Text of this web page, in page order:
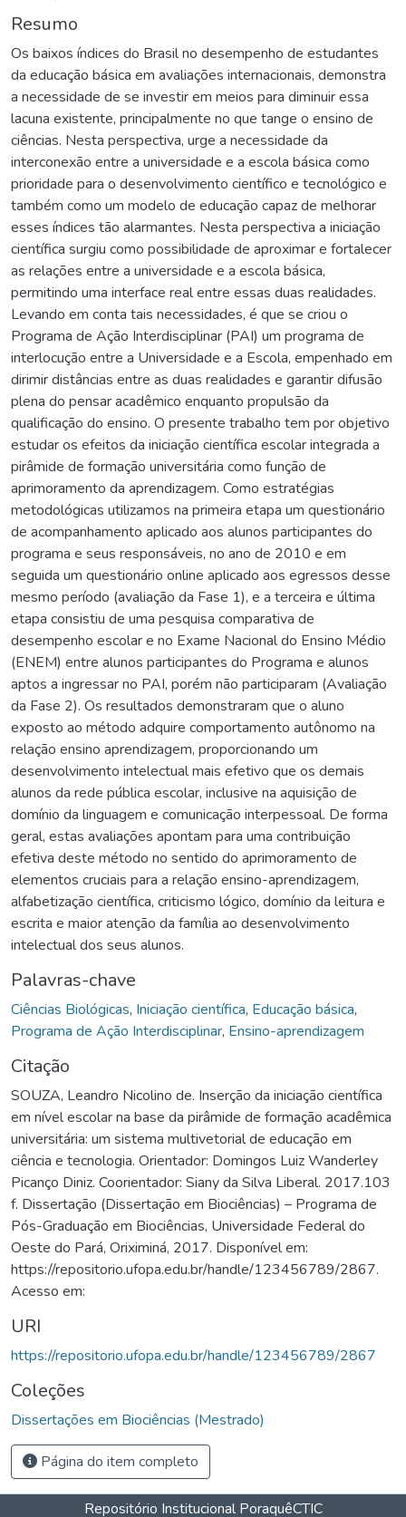
Resumo
Os baixos índices do Brasil no desempenho de estudantes
da educação básica em avaliações internacionais, demonstra
a necessidade de se investir em meios para diminuir essa
lacuna existente, principalmente no que tange o ensino de
ciências. Nesta perspectiva, urge a necessidade da
interconexão entre a universidade e a escola básica como
prioridade para o desenvolvimento científico e tecnológico e
também como um modelo de educação capaz de melhorar
esses índices tão alarmantes. Nesta perspectiva a iniciação
científica surgiu como possibilidade de aproximar e fortalecer
as relações entre a universidade e a escola básica,
permitindo uma interface real entre essas duas realidades.
Levando em conta tais necessidades, é que se criou o
Programa de Ação Interdisciplinar (PAI) um programa de
interlocução entre a Universidade e a Escola, empenhado em
dirimir distâncias entre as duas realidades e garantir difusão
plena do pensar acadêmico enquanto propulsão da
qualificação do ensino. O presente trabalho tem por objetivo
estudar os efeitos da iniciação científica escolar integrada a
pirâmide de formação universitária como função de
aprimoramento da aprendizagem. Como estratégias
metodológicas utilizamos na primeira etapa um questionário
de acompanhamento aplicado aos alunos participantes do
programa e seus responsáveis, no ano de 2010 e em
seguida um questionário online aplicado aos egressos desse
mesmo período (avaliação da Fase 1), e a terceira e última
etapa consistiu de uma pesquisa comparativa de
desempenho escolar e no Exame Nacional do Ensino Médio
(ENEM) entre alunos participantes do Programa e alunos
aptos a ingressar no PAI, porém não participaram (Avaliação
da Fase 2). Os resultados demonstraram que o aluno
exposto ao método adquire comportamento autônomo na
relação ensino aprendizagem, proporcionando um
desenvolvimento intelectual mais efetivo que os demais
alunos da rede pública escolar, inclusive na aquisição de
domínio da linguagem e comunicação interpessoal. De forma
geral, estas avaliações apontam para uma contribuição
efetiva deste método no sentido do aprimoramento de
elementos cruciais para a relação ensino-aprendizagem,
alfabetização científica, criticismo lógico, domínio da leitura e
escrita e maior atenção da família ao desenvolvimento
intelectual dos seus alunos.
Palavras-chave
Ciências Biológicas, Iniciação científica, Educação básica,
Programa de Ação Interdisciplinar, Ensino-aprendizagem
Citação
SOUZA, Leandro Nicolino de. Inserção da iniciação científica
em nível escolar na base da pirâmide de formação acadêmica
universitária: um sistema multivetorial de educação em
ciência e tecnologia. Orientador: Domingos Luiz Wanderley
Picanço Diniz. Coorientador: Siany da Silva Liberal. 2017.103
f. Dissertação (Dissertação em Biociências) – Programa de
Pós-Graduação em Biociências, Universidade Federal do
Oeste do Pará, Oriximiná, 2017. Disponível em:
https://repositorio.ufopa.edu.br/handle/123456789/2867.
Acesso em:
URI
https://repositorio.ufopa.edu.br/handle/123456789/2867
Coleções
Dissertações em Biociências (Mestrado)
Página do item completo
Repositório Institucional PoraquêCTIC